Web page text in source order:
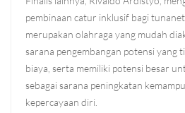
pembinaan catur inklusif bagi
merupakan olahraga yang mudah
sarana pengembangan potensi yang
biaya, serta memiliki potensi besar
sebagai sarana peningkatan
kepercayaan diri.